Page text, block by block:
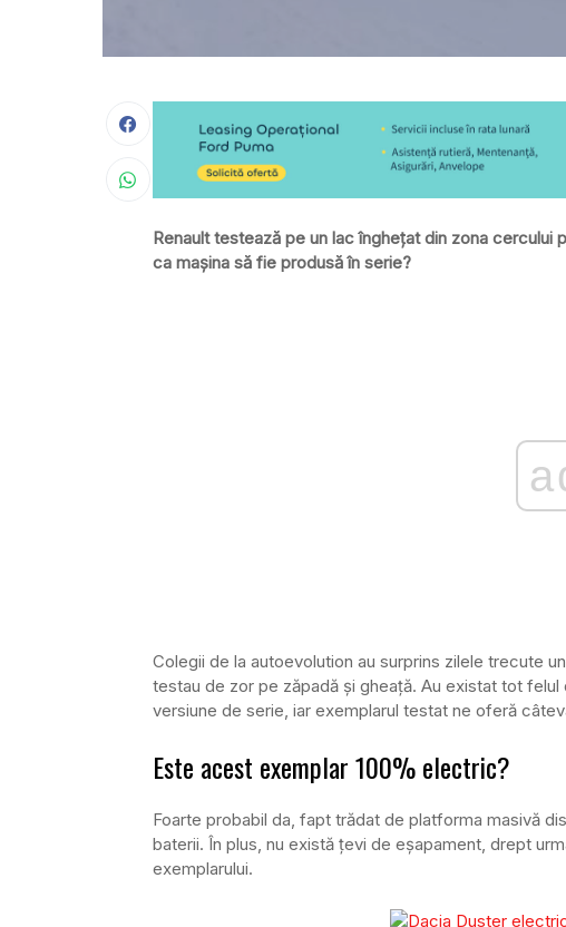
Renault testează pe un lac înghețat din zona
ca mașina să fie produsă în serie?
Colegii de la autoevolution au surprins zilele trecute
testau de zor pe zăpadă și gheață. Au existat tot
versiune de serie, iar exemplarul testat ne oferă
Este acest exemplar 100% electric?
Foarte probabil da, fapt trădat de platforma masivă
baterii. În plus, nu există țevi de eșapament, drept
exemplarului.